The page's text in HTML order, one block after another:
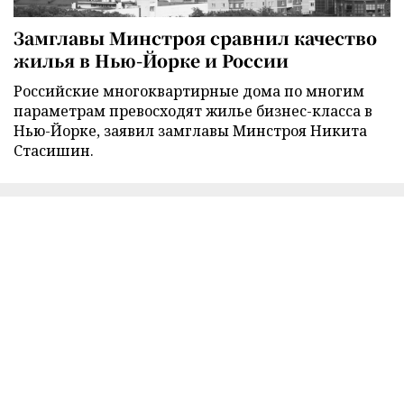
Замглавы Минстроя сравнил качество
жилья в Нью-Йорке и России
Российские многоквартирные дома по многим
параметрам превосходят жилье бизнес-класса в
Нью-Йорке, заявил замглавы Минстроя Никита
Стасишин.